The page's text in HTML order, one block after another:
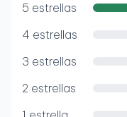
5 estrellas
4 estrellas
3 estrellas
2 estrellas